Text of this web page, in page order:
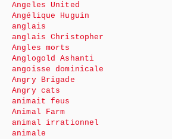
Angeles United
Angélique Huguin
anglais
anglais Christopher
Angles morts
Anglogold Ashanti
angoisse dominicale
Angry Brigade
Angry cats
animait feus
Animal Farm
animal irrationnel
animale